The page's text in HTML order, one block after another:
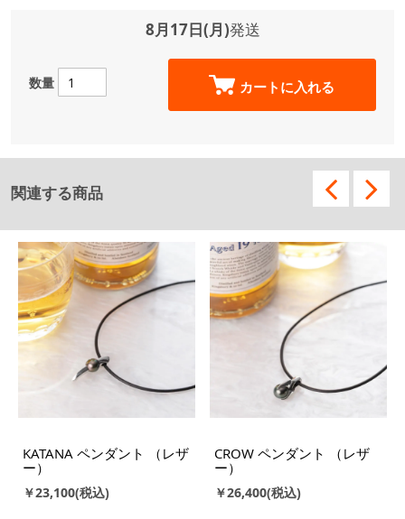
8月17日(月)発送
数量 カートに入れる
関連する商品
KATANA ペンダント （レザ
ー）
￥23,100
CROW ペンダント （レザ
ー）
￥26,400